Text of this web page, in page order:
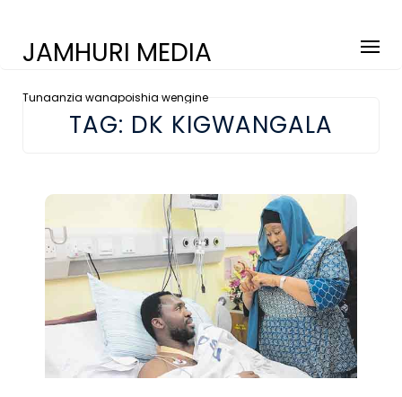
JAMHURI MEDIA
Tunaanzia wanapoishia wengine
TAG: DK KIGWANGALA